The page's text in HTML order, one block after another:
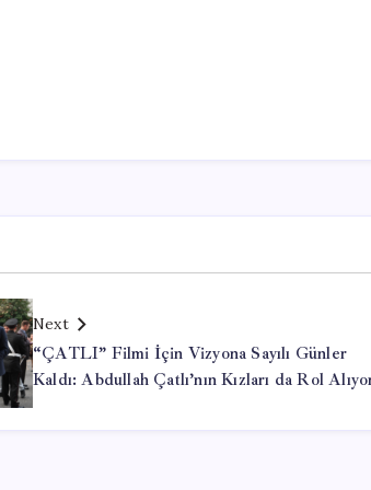
Next
“ÇATLI” Filmi İçin Vizyona Sayılı Günler
Kaldı: Abdullah Çatlı’nın Kızları da Rol